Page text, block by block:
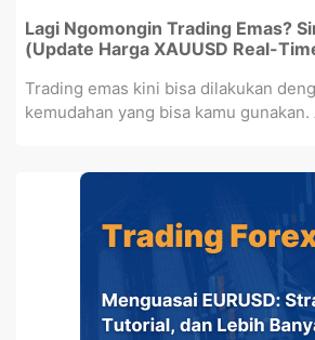
Lagi Ngomongin Trading Emas?
(Update Harga XAUUSD Real-
Trading emas kini bisa dilakukan
kemudahan yang bisa kamu gunakan.